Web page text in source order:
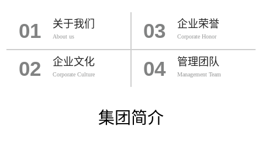
01 关于我们
About us
02 企业文化
Corporate Culture
03 企业荣誉
Corporate Honor
04 管理团队
Management Team
集团简介